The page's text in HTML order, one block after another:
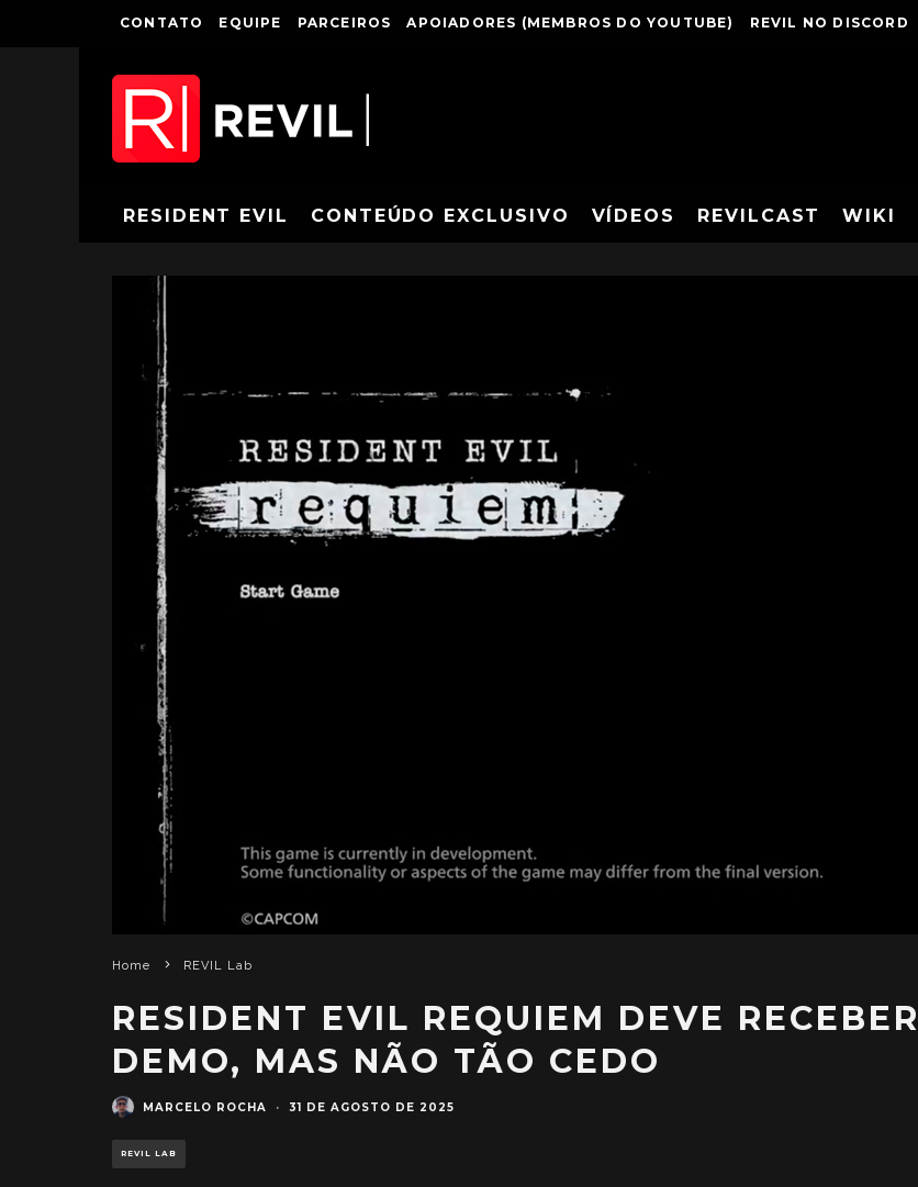
CONTATO EQUIPE PARCEIROS APOIADORES (MEMBROS DO YOUTUBE) REVIL NO DISCORD
RESIDENT EVIL CONTEÚDO EXCLUSIVO VÍDEOS REVILCAST WIKI
Home REVIL Lab
RESIDENT EVIL REQUIEM DEVE RECEBER
DEMO, MAS NÃO TÃO CEDO
MARCELO ROCHA · 31 DE AGOSTO DE 2025
REVIL LAB